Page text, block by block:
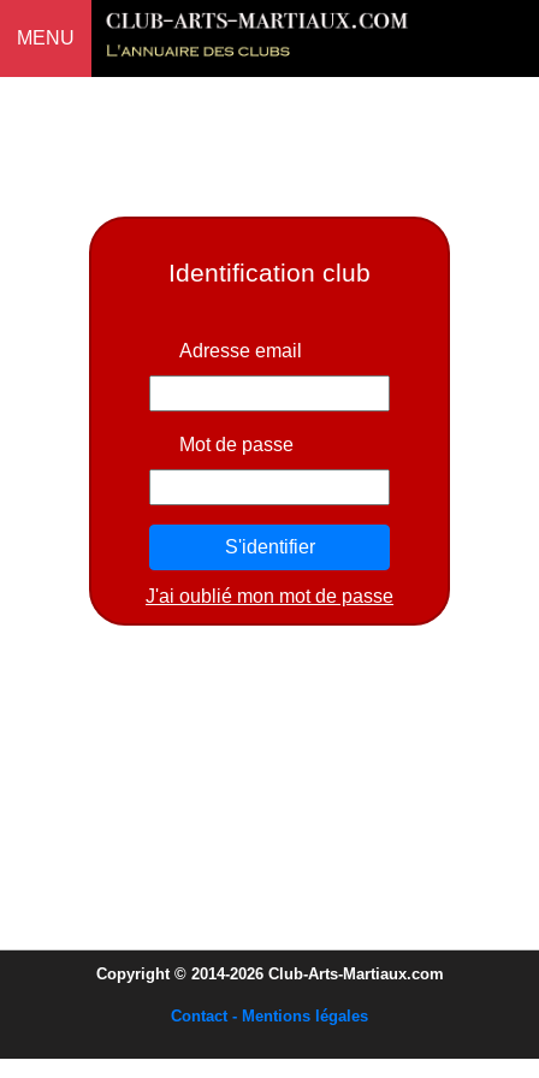
MENU
Identification club
Adresse email
Mot de passe
J'ai oublié mon mot de passe
Copyright © 2014-2026 Club-Arts-Martiaux.com
Contact - Mentions légales